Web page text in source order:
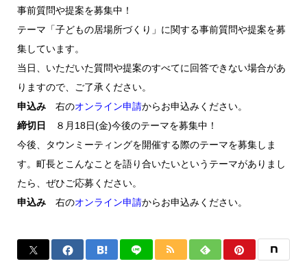
事前質問や提案を募集中！
テーマ「子どもの居場所づくり」に関する事前質問や提案を募
集しています。
当日、いただいた質問や提案のすべてに回答できない場合があ
りますので、ご了承ください。
申込み 右のオンライン申請からお申込みください。
締切日
８月18日(金)今後のテーマを募集中！
今後、タウンミーティングを開催する際のテーマを募集しま
す。町長とこんなことを語り合いたいというテーマがありまし
たら、ぜひご応募ください。
申込み 右のオンライン申請からお申込みください。